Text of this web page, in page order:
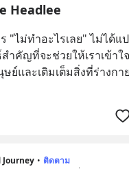
Headlee
"ไม่ทำอะไรเลย" ไม่ได้แ
ำคัญที่จะช่วยให้เราเข้าใ
ย์และเติมเต็มสิ่งที่ร่างกา
• ติดตาม